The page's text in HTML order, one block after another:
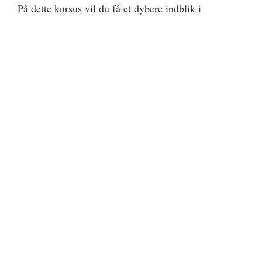
På dette kursus vil du få et dybere indblik i